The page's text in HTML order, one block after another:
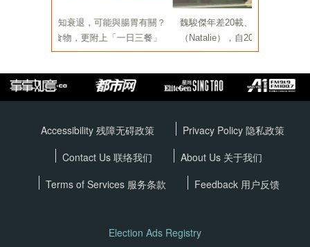
Accessibility 残障无碍政策 Privacy Policy 隐私政策
Contact Us 联络我们
About Us 关于我们
Terms of Services 服务条款 Feedback 用户反馈
Election Ads Registry